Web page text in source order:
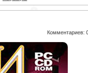
Комментариев: